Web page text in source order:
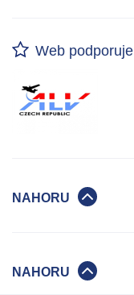
Web podporuje
NAHORU
NAHORU